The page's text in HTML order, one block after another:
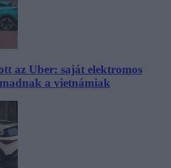
az Uber: saját elektromos
a vietnámiak